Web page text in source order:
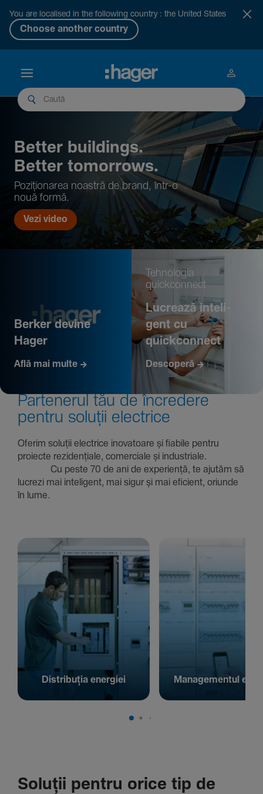
You are localised in the following country : the United States
Choose another country
Better buil­dings.
Better tomor­rows.
Pozi­țio­narea noastră de brand, într-o
nouă formă.
Vezi video
Berker devine
Hager
Află mai multe
Tehno­logia
quickconnect
Lucrează inte­li­
gent cu
quickconnect
Descoperă
Parte­nerul tău de încre­dere
pentru soluții electrice
Oferim soluții electrice inova­toare și fiabile pentru
proiecte rezi­den­țiale, comer­ciale și indus­triale.
Cu peste 70 de ani de expe­riență, te ajutăm să
lucrezi mai inte­li­gent, mai sigur și mai eficient, oriunde
în lume.
Distribuția energiei Managementul
Soluții pentru orice tip de